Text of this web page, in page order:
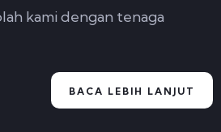
kami dengan tenaga
BACA LEBIH LANJUT